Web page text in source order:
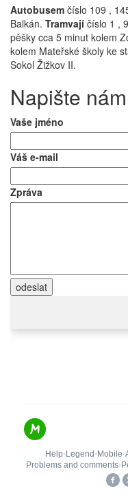
Autobusem číslo 109 ,
Balkán. Tramvají číslo 1 ,
pěšky cca 5 minut kolem
kolem Mateřské školy ke
Sokol Žižkov II.
Napište nám
Vaše jméno
Váš e-mail
Zpráva